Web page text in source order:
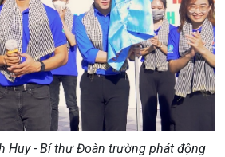
Huy - Bí thư Đoàn trường phát động